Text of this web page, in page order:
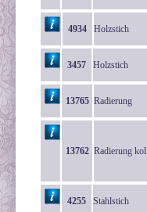
4934 Holzstich
3457 Holzstich
13765 Radierung
13762 Radierung kol
4255 Stahlstich